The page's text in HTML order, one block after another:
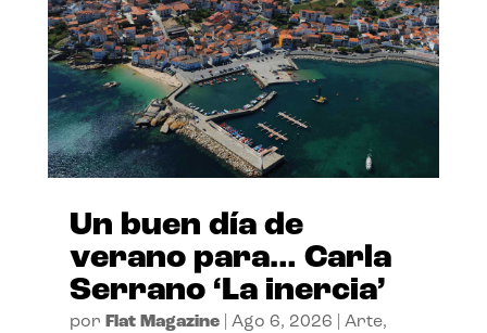
Un buen día de
verano para… Carla
Serrano ‘La inercia’
por Flat Magazine| Ago 6, 2026 Arte,